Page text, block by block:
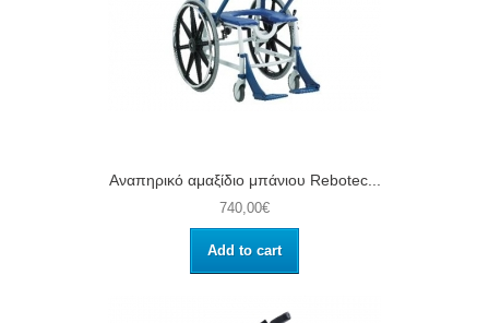
Αναπηρικό αμαξίδιο μπάνιου Rebotec...
740,00€
Add to cart